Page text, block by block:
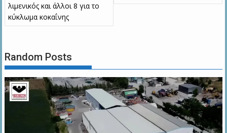
λιμενικός και άλλοι 8 για το
κύκλωμα κοκαΐνης
Random Posts